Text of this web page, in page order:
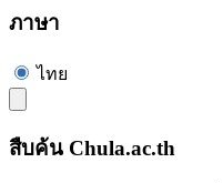
ภาษา
ไทย
สืบค้น Chula.ac.th